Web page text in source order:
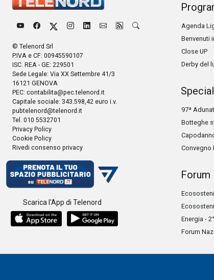
© Telenord Srl
P.IVA e CF: 00945590107
ISC. REA - GE: 229501
Sede Legale: Via XX Settembre 41/3
16121 GENOVA
PEC: contabilita@pec.telenord.it
Capitale sociale: 343.598,42 euro i.v.
pubtelenord@telenord.it
Tel. 010 5532701
Privacy Policy
Cookie Policy
Rivedi consenso privacy
Scarica l'App di Telenord
Agenda
Benvenuti
Close UP
Derby del
97ª
Botteghe
Convegno
Forum
Energia -
Forum